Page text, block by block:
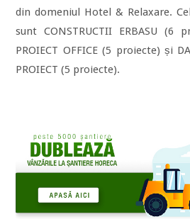
din domeniul Hotel & Relaxare.
sunt CONSTRUCTII ERBASU (6
PROIECT OFFICE (5 proiecte) și
PROIECT (5 proiecte).